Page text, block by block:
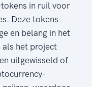
in ruil voor
Deze tokens
en belang in het
als het project
uitgewisseld of